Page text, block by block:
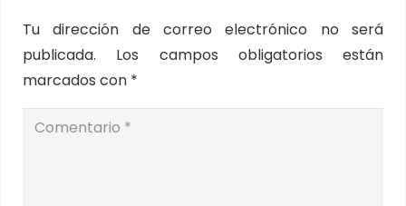
Tu dirección de correo electrónico no será
publicada.
Los campos obligatorios están
marcados con *